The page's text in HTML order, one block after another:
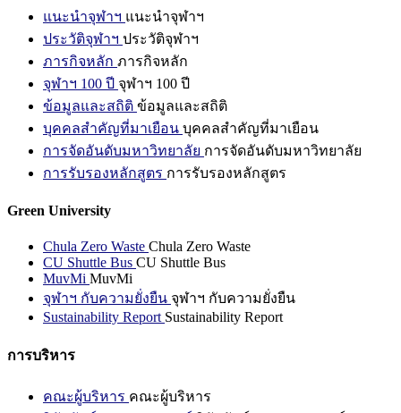
แนะนำจุฬาฯ แนะนำจุฬาฯ
ประวัติจุฬาฯ ประวัติจุฬาฯ
ภารกิจหลัก ภารกิจหลัก
จุฬาฯ 100 ปี จุฬาฯ 100 ปี
ข้อมูลและสถิติ ข้อมูลและสถิติ
บุคคลสำคัญที่มาเยือน บุคคลสำคัญที่มาเยือน
การจัดอันดับมหาวิทยาลัย การจัดอันดับมหาวิทยาลัย
การรับรองหลักสูตร การรับรองหลักสูตร
Green University
Chula Zero Waste Chula Zero Waste
CU Shuttle Bus CU Shuttle Bus
MuvMi MuvMi
จุฬาฯ กับความยั่งยืน จุฬาฯ กับความยั่งยืน
Sustainability Report Sustainability Report
การบริหาร
คณะผู้บริหาร คณะผู้บริหาร